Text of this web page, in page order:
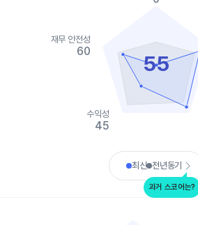
55
수익성
45
재무 안전성
60
최신 전년동기
과거 스코어는?
모바일 인프라스트럭쳐